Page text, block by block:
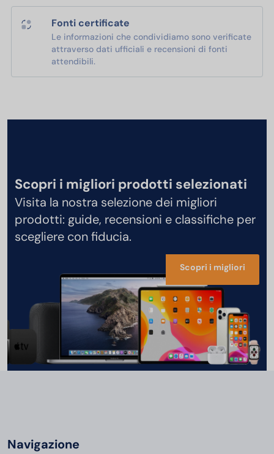
Fonti certificate
Le informazioni che condividiamo sono verificate
attraverso dati ufficiali e recensioni di fonti
attendibili.
Scopri i migliori prodotti selezionati
Visita la nostra selezione dei migliori
prodotti: guide, recensioni e classifiche per
scegliere con fiducia.
Scopri i migliori
Navigazione